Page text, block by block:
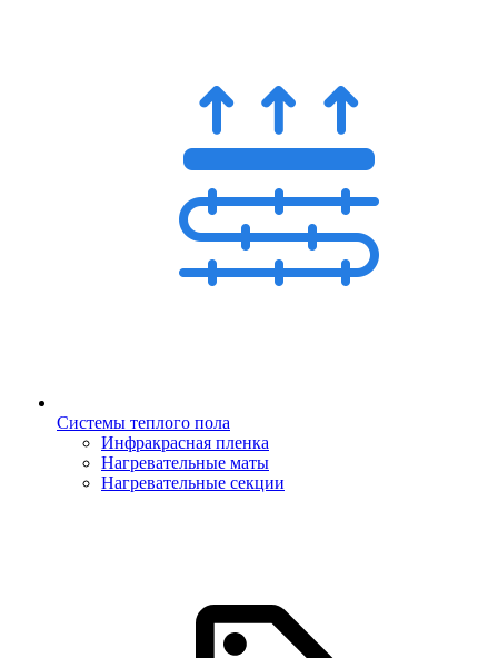
Системы теплого пола
Инфракрасная пленка
Нагревательные маты
Нагревательные секции